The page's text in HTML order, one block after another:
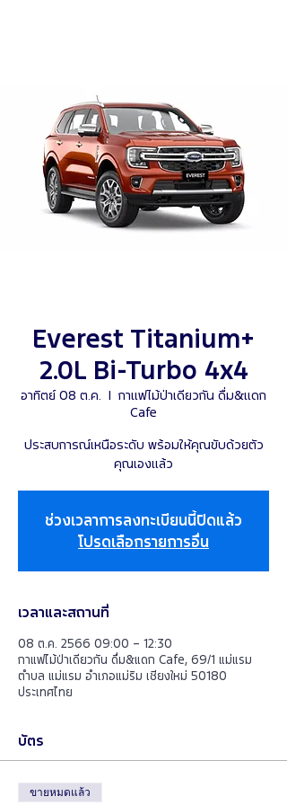
Everest Titanium+
2.0L Bi-Turbo 4x4
อาทิตย์ 08 ต.ค.
  |
กาแฟไม้ป่าเดียวกัน ดื่ม&แดก
Cafe
ประสบการณ์เหนือระดับ พร้อมให้คุณขับด้วยตัว
คุณเองแล้ว
ช่วงเวลาการลงทะเบียนนี้ปิดแล้ว
โปรดเลือกรายการอื่น
เวลาและสถานที่
08 ต.ค. 2566 09:00 – 12:30
กาแฟไม้ป่าเดียวกัน ดื่ม&แดก Cafe, 69/1 แม่แรม
ตำบล แม่แรม อำเภอแม่ริม เชียงใหม่ 50180
ประเทศไทย
บัตร
ขายหมดแล้ว